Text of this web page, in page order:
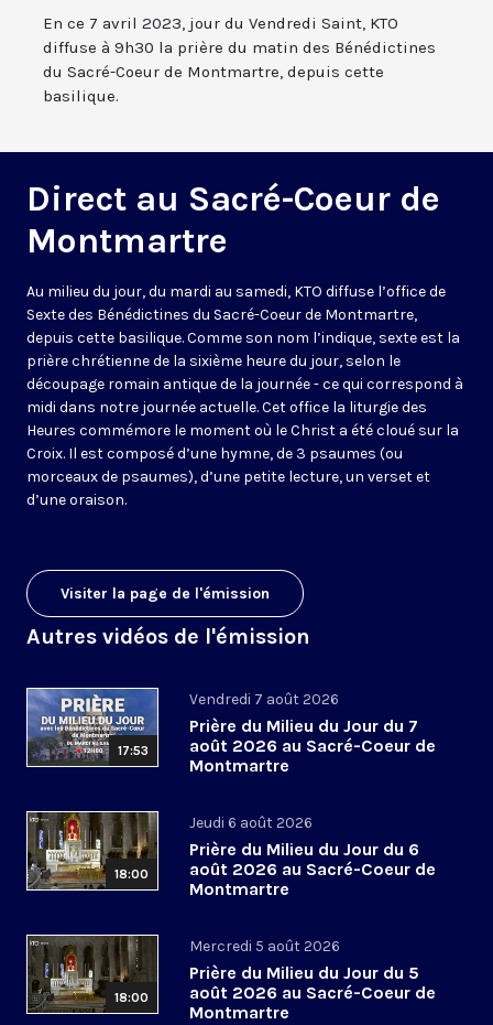
En ce 7 avril 2023, jour du Vendredi Saint, KTO
diffuse à 9h30 la prière du matin des Bénédictines
du Sacré-Coeur de Montmartre, depuis cette
basilique.
Direct au Sacré-Coeur de
Montmartre
Au milieu du jour, du mardi au samedi, KTO diffuse l’office de
Sexte des Bénédictines du Sacré-Coeur de Montmartre,
depuis cette basilique. Comme son nom l’indique, sexte est la
prière chrétienne de la sixième heure du jour, selon le
découpage romain antique de la journée - ce qui correspond à
midi dans notre journée actuelle. Cet office la liturgie des
Heures commémore le moment où le Christ a été cloué sur la
Croix. Il est composé d’une hymne, de 3 psaumes (ou
morceaux de psaumes), d’une petite lecture, un verset et
d’une oraison.
Visiter la page de l'émission
Autres vidéos de l'émission
17:53
Vendredi 7 août 2026
Prière du Milieu du Jour du 7
août 2026 au Sacré-Coeur de
Montmartre
18:00
Jeudi 6 août 2026
Prière du Milieu du Jour du 6
août 2026 au Sacré-Coeur de
Montmartre
18:00
Mercredi 5 août 2026
Prière du Milieu du Jour du 5
août 2026 au Sacré-Coeur de
Montmartre